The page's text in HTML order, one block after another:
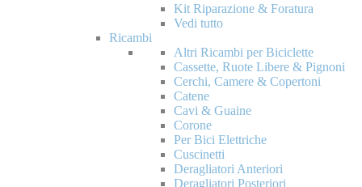
Kit Riparazione & Foratura
Vedi tutto
Ricambi
Altri Ricambi per Biciclette
Cassette, Ruote Libere & Pignoni
Cerchi, Camere & Copertoni
Catene
Cavi & Guaine
Corone
Per Bici Elettriche
Cuscinetti
Deragliatori Anteriori
Deragliatori Posteriori